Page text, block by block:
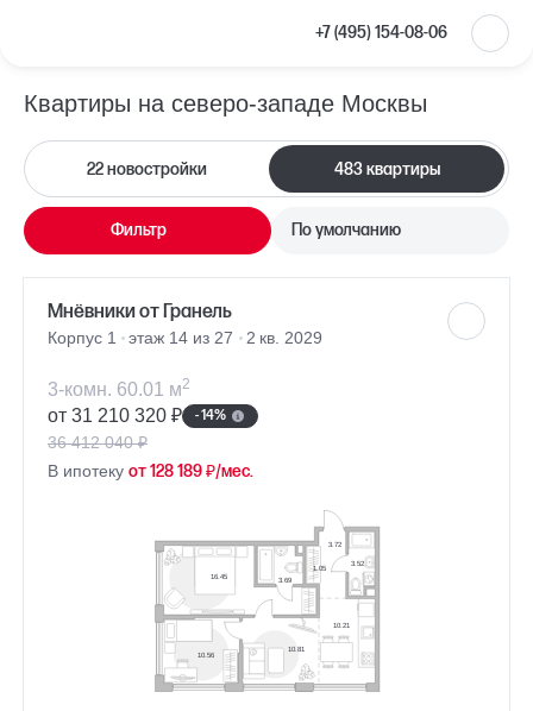
+7 (495) 154-08-06
Квартиры на северо-западе Москвы
22 новостройки 483 квартиры
Фильтр По умолчанию
Мнёвники от Гранель
Корпус 1 этаж 14 из 27 2 кв. 2029
3-комн. 60.01 м2
от 31 210 320 ₽ - 14%
36 412 040 ₽
В ипотеку от 128 189 ₽/мес.